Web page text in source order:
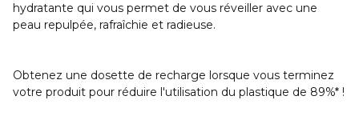
hydratante qui vous permet de vous réveiller avec une
peau repulpée, rafraîchie et radieuse.
Obtenez une dosette de recharge lorsque vous terminez
votre produit pour réduire l'utilisation du plastique de 89%* !